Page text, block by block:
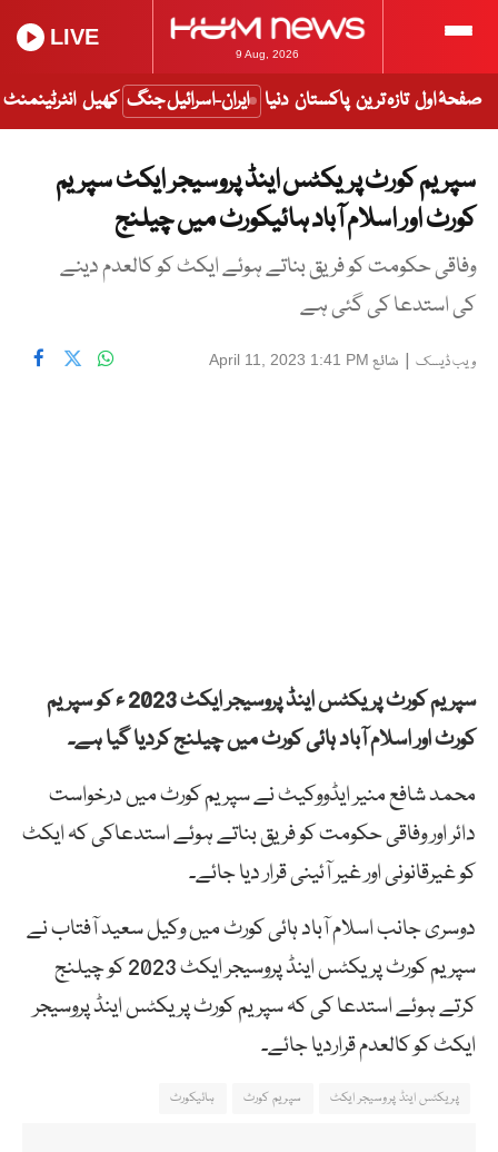
9 Aug, 2026
LIVE
صفحۂ اول تازہ ترین پاکستان دنیا ایران-اسرائیل جنگ کھیل انٹرٹینمنٹ
سپریم کورٹ پریکٹس اینڈ پروسیجر ایکٹ سپریم
کورٹ اور اسلام آباد ہائیکورٹ میں چیلنج
وفاقی حکومت کو فریق بناتے ہوئے ایکٹ کو کالعدم دینے
کی استدعا کی گئی ہے
ویب ڈیسک | شائع April 11, 2023 1:41 PM
سپریم کورٹ پریکٹس اینڈ پروسیجر ایکٹ 2023 ء کو سپریم
کورٹ اور اسلام آباد ہائی کورٹ میں چیلنج کردیا گیا ہے۔
محمد شافع منیر ایڈووکیٹ نے سپریم کورٹ میں درخواست
دائر اور وفاقی حکومت کو فریق بناتے ہوئے استدعاکی کہ ایکٹ
کو غیرقانونی اور غیر آئینی قرار دیا جائے۔
دوسری جانب اسلام آباد ہائی کورٹ میں وکیل سعید آفتاب نے
سپریم کورٹ پریکٹس اینڈ پروسیجر ایکٹ 2023 کو چیلنج
کرتے ہوئے استدعا کی کہ سپریم کورٹ پریکٹس اینڈ پروسیجر
ایکٹ کو کالعدم قراردیا جائے۔
پریکٹس اینڈ پروسیجر ایکٹ سپریم کورٹ ہائیکورٹ